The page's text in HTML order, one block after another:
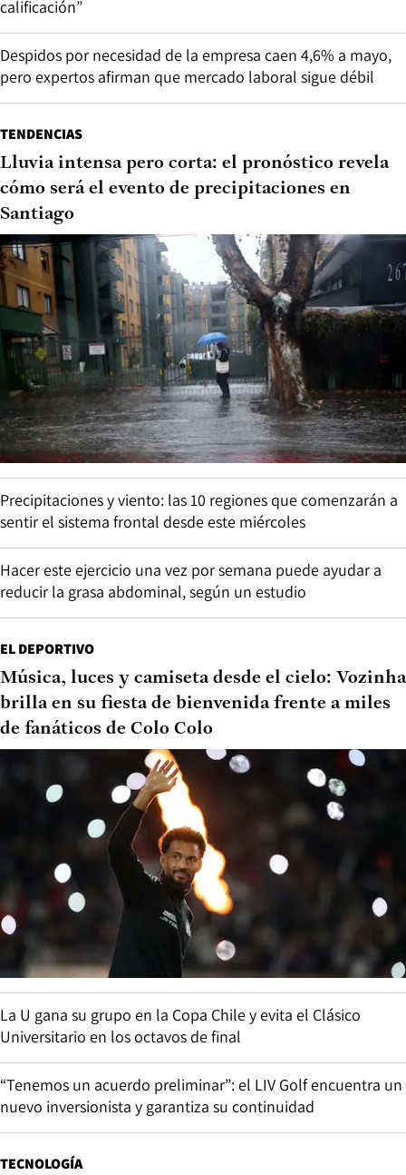
calificación”
Despidos por necesidad de la empresa caen 4,6% a mayo,
pero expertos afirman que mercado laboral sigue débil
TENDENCIAS
Lluvia intensa pero corta: el pronóstico revela
cómo será el evento de precipitaciones en
Santiago
Precipitaciones y viento: las 10 regiones que comenzarán a
sentir el sistema frontal desde este miércoles
Hacer este ejercicio una vez por semana puede ayudar a
reducir la grasa abdominal, según un estudio
EL DEPORTIVO
Música, luces y camiseta desde el cielo: Vozinha
brilla en su fiesta de bienvenida frente a miles
de fanáticos de Colo Colo
La U gana su grupo en la Copa Chile y evita el Clásico
Universitario en los octavos de final
“Tenemos un acuerdo preliminar”: el LIV Golf encuentra un
nuevo inversionista y garantiza su continuidad
TECNOLOGÍA